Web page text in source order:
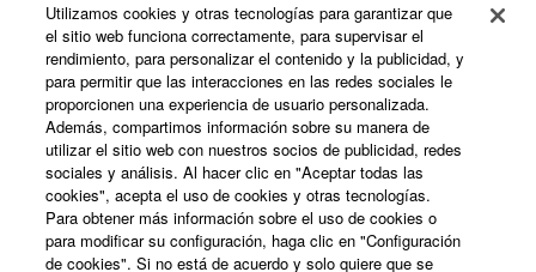
Acerca de Yamaha
España - Spanish
Empresa
Utilizamos cookies y otras tecnologías para garantizar que
el sitio web funciona correctamente, para supervisar el
rendimiento, para personalizar el contenido y la publicidad, y
para permitir que las interacciones en las redes sociales le
proporcionen una experiencia de usuario personalizada.
Además, compartimos información sobre su manera de
utilizar el sitio web con nuestros socios de publicidad, redes
sociales y análisis. Al hacer clic en "Aceptar todas las
cookies", acepta el uso de cookies y otras tecnologías.
Para obtener más información sobre el uso de cookies o
para modificar su configuración, haga clic en "Configuración
de cookies". Si no está de acuerdo y solo quiere que se